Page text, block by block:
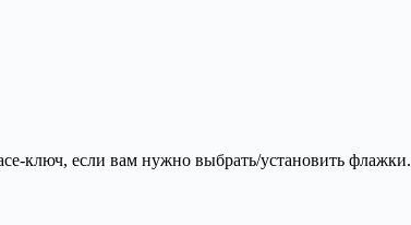
ключ, если вам нужно выбрать/установить флажки.